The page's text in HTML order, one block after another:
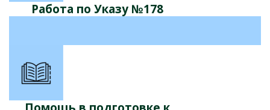
Работа по Указу №178